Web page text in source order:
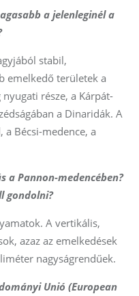
a jelenleginél a
stabil,
emelkedő területek a
része, a Kárpát-
a Dinaridák. A
Bécsi-medence, a
a Pannon-medencében?
gondolni?
A vertikális,
azaz az emelkedések
nagyságrendűek.
Unió (European